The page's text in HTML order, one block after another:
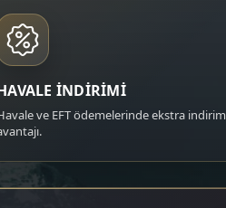
İNDİRİMİ
ve EFT ödemelerinde ekstra indirim